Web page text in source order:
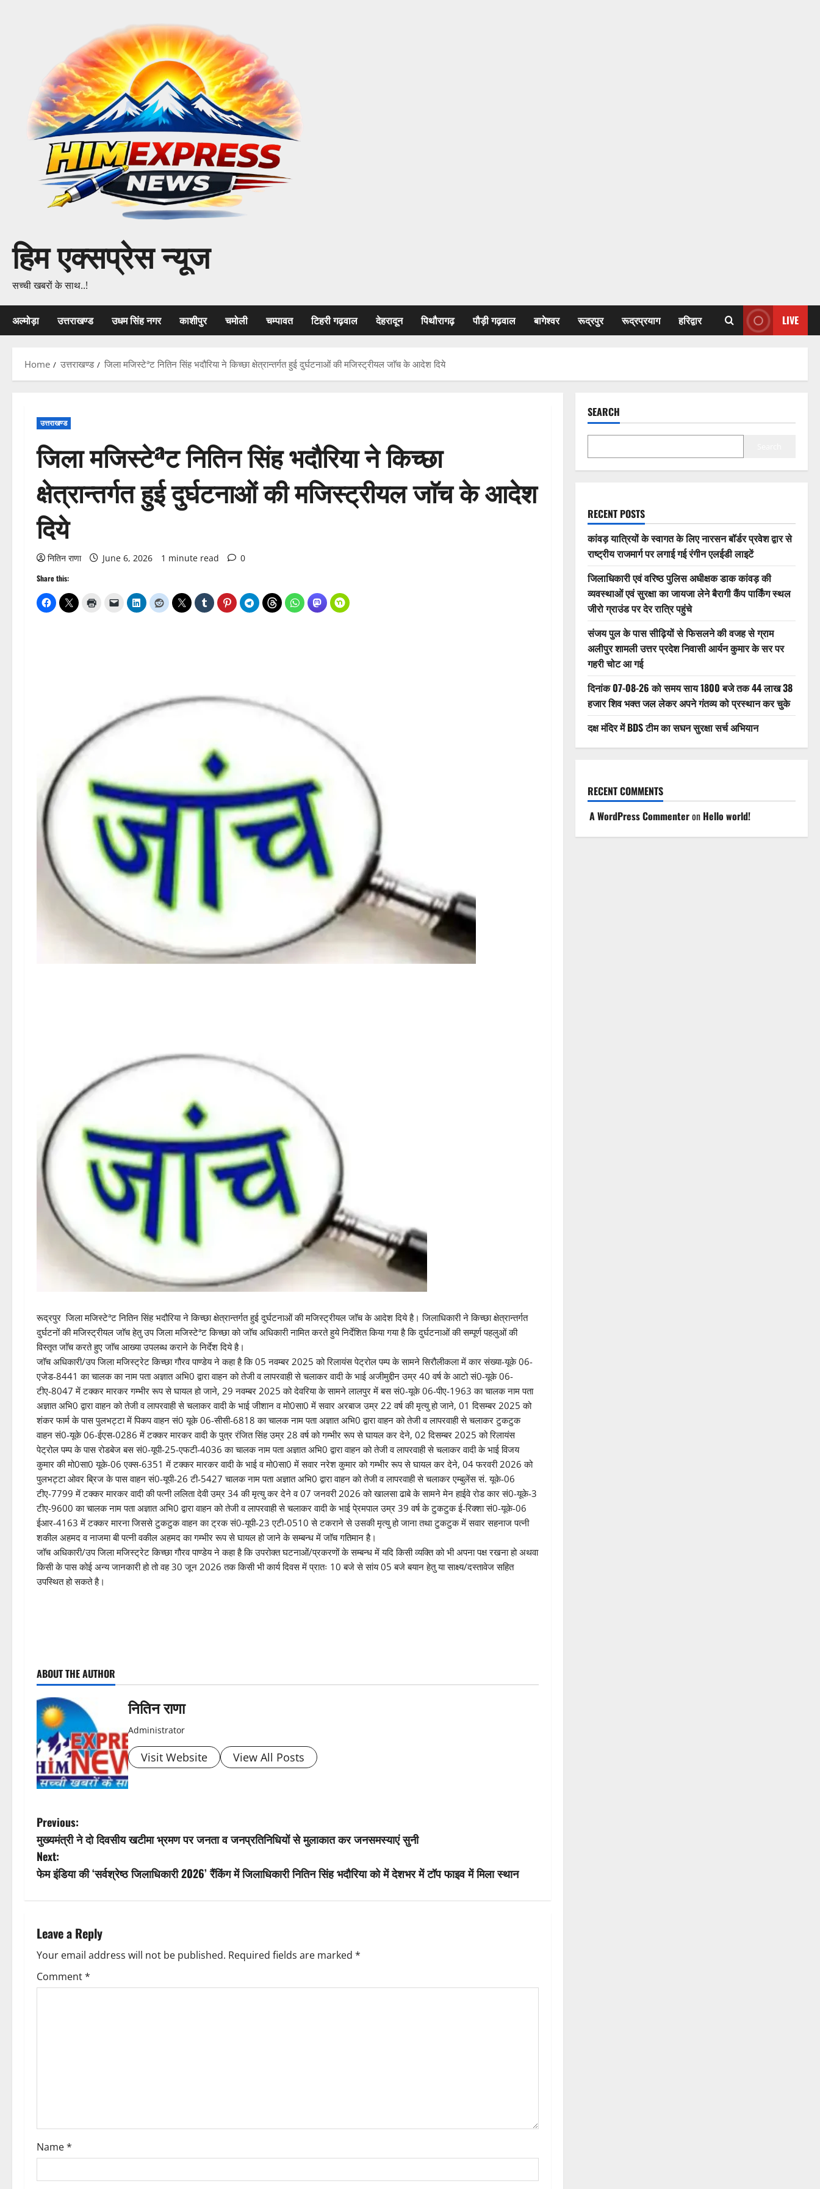
हिम एक्सप्रेस न्यूज
सच्ची खबरों के साथ..!
अल्मोड़ा उत्तराखण्ड उधम सिंह नगर काशीपुर चमोली चम्पावत टिहरी गढ़वाल देहरादून पिथौरागढ़ पौड़ी गढ़वाल बागेश्वर रूद्रपुर रूद्रप्रयाग हरिद्वार LIVE
Home उत्तराखण्ड जिला मजिस्टेªट नितिन सिंह भदौरिया ने किच्छा क्षेत्रान्तर्गत हुई दुर्घटनाओं की मजिस्ट्रीयल जाॅच के आदेश दिये
उत्तराखण्ड
जिला मजिस्टेªट नितिन सिंह भदौरिया ने किच्छा
क्षेत्रान्तर्गत हुई दुर्घटनाओं की मजिस्ट्रीयल जाॅच के आदेश
दिये
नितिन राणा June 6, 2026 1 minute read 0
Share this:
रूद्रपुर जिला मजिस्टेªट नितिन सिंह भदौरिया ने किच्छा क्षेत्रान्तर्गत हुई दुर्घटनाओं की मजिस्ट्रीयल जाॅच के आदेश दिये है। जिलाधिकारी ने किच्छा क्षेत्रान्तर्गत
दुर्घटनों की मजिस्ट्रीयल जाॅच हेतु उप जिला मजिस्टेªट किच्छा को जाॅच अधिकारी नामित करते हुये निर्देशित किया गया है कि दुर्घटनाओं की सम्पूर्ण पहलुओं की
विस्तृत जाॅच करते हुए जाॅच आख्या उपलब्ध कराने के निर्देश दिये है।
जाॅच अधिकारी/उप जिला मजिस्ट्रेट किच्छा गौरव पाण्डेय ने कहा है कि 05 नवम्बर 2025 को रिलायंस पेट्रोल पम्प के सामने सिरौलीकला में कार संख्या-यूके 06-
एजेड-8441 का चालक का नाम पता अज्ञात अभि0 द्वारा वाहन को तेजी व लापरवाही से चलाकर वादी के भाई अजीमुद्दीन उम्र 40 वर्ष के आटो सं0-यूके 06-
टीए-8047 में टक्कर मारकर गम्भीर रूप से घायल हो जाने, 29 नवम्बर 2025 को देवरिया के सामने लालपुर में बस सं0-यूके 06-पीए-1963 का चालक नाम पता
अज्ञात अभि0 द्वारा वाहन को तेजी व लापरवाही से चलाकर वादी के भाई जीशान व मो0सा0 में सवार अरबाज उम्र 22 वर्ष की मृत्यु हो जाने, 01 दिसम्बर 2025 को
शंकर फार्म के पास पुलभट्टा में पिकप वाहन सं0 यूके 06-सीसी-6818 का चालक नाम पता अज्ञात अभि0 द्वारा वाहन को तेजी व लापरवाही से चलाकर टुकटुक
वाहन सं0-यूके 06-ईएस-0286 में टक्कर मारकर वादी के पुत्र रंजित सिंह उम्र 28 वर्ष को गम्भीर रूप से घायल कर देने, 02 दिसम्बर 2025 को रिलायंस
पेट्रोल पम्प के पास रोडबेज बस सं0-यूपी-25-एफटी-4036 का चालक नाम पता अज्ञात अभि0 द्वारा वाहन को तेजी व लापरवाही से चलाकर वादी के भाई विजय
कुमार की मो0सा0 यूके-06 एक्स-6351 में टक्कर मारकर वादी के भाई व मो0सा0 में सवार नरेश कुमार को गम्भीर रूप से घायल कर देने, 04 फरवरी 2026 को
पुलभट्टा ओवर ब्रिज के पास वाहन सं0-यूपी-26 टी-5427 चालक नाम पता अज्ञात अभि0 द्वारा वाहन को तेजी व लापरवाही से चलाकर एम्बुलेंस सं. यूके-06
टीए-7799 में टक्कर मारकर वादी की पत्नी ललिता देवी उम्र 34 की मृत्यु कर देने व 07 जनवरी 2026 को खालसा ढाबे के सामने मेन हाईवे रोड कार सं0-यूके-3
टीए-9600 का चालक नाम पता अज्ञात अभि0 द्वारा वाहन को तेजी व लापरवाही से चलाकर वादी के भाई पे्रमपाल उम्र 39 वर्ष के टुकटुक ई-रिक्शा सं0-यूके-06
ईआर-4163 में टक्कर मारना जिससे टुकटुक वाहन का ट्रक सं0-यूपी-23 एटी-0510 से टकराने से उसकी मृत्यु हो जाना तथा टुकटुक में सवार सहनाज पत्नी
शकील अहमद व नाजमा बी पत्नी वकील अहमद का गम्भीर रूप से घायल हो जाने के सम्बन्ध में जाॅच गतिमान है।
जाॅच अधिकारी/उप जिला मजिस्ट्रेट किच्छा गौरव पाण्डेय ने कहा है कि उपरोक्त घटनाओं/प्रकरणों के सम्बन्ध में यदि किसी व्यक्ति को भी अपना पक्ष रखना हो अथवा
किसी के पास कोई अन्य जानकारी हो तो वह 30 जून 2026 तक किसी भी कार्य दिवस में प्रातः 10 बजे से सांय 05 बजे बयान हेतु या साक्ष्य/दस्तावेज सहित
उपस्थित हो सकते है।
o
s
t
n
a
v
i
g
i
o
n
ABOUT THE AUTHOR
नितिन राणा
Administrator
Visit Website View All Posts
P
o
s
n
a
v
o
n
Previous:
मुख्यमंत्री ने दो दिवसीय खटीमा भ्रमण पर जनता व जनप्रतिनिधियों से मुलाकात कर जनसमस्याएं सुनी
Next:
फेम इंडिया की ‘सर्वश्रेष्ठ जिलाधिकारी 2026’ रैंकिंग में जिलाधिकारी नितिन सिंह भदौरिया को में देशभर में टॉप फाइव में मिला स्थान
Leave a Reply
Your email address will not be published. Required fields are marked *
Comment*
Name*
SEARCH
RECENT POSTS
कांवड़ यात्रियों के स्वागत के लिए नारसन बॉर्डर प्रवेश द्वार से
राष्ट्रीय राजमार्ग पर लगाई गई रंगीन एलईडी लाइटें
जिलाधिकारी एवं वरिष्ठ पुलिस अधीक्षक डाक कांवड़ की
व्यवस्थाओं एवं सुरक्षा का जायजा लेने बैरागी कैंप पार्किंग स्थल
जीरो ग्राउंड पर देर रात्रि पहुंचे
संजय पुल के पास सीढ़ियों से फिसलने की वजह से ग्राम
अलीपुर शामली उत्तर प्रदेश निवासी आर्यन कुमार के सर पर
गहरी चोट आ गई
दिनांक 07-08-26 को समय साय 1800 बजे तक 44 लाख 38
हजार शिव भक्त जल लेकर अपने गंतव्य को प्रस्थान कर चुके
दक्ष मंदिर में BDS टीम का सघन सुरक्षा सर्च अभियान
RECENT COMMENTS
A WordPress Commenteron Hello world!